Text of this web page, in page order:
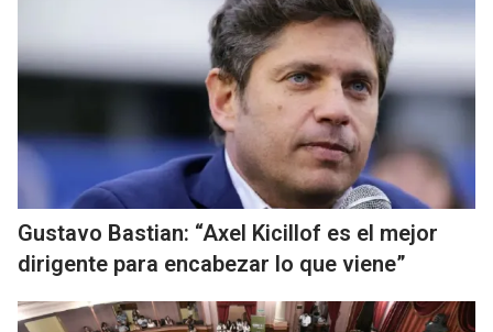
Gustavo Bastian: “Axel Kicillof es el mejor
dirigente para encabezar lo que viene”